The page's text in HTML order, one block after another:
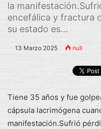
la
encefálica y fractura
su estado es...
13 Marzo 2025 null
Tiene 35 años y fue
cápsula lacrimógena
manifestación.Sufrió